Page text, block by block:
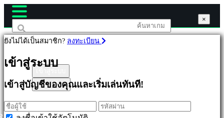
เกม
เด่น
ออก
ใหม่
ลงทะเบียน
×
ยังไม่ได้เป็นสมาชิก? ลงทะเบียน
เข้าสู่ระบบ
เข้าสู่บัญชีของคุณและเริ่มเล่นทันที!
×
×